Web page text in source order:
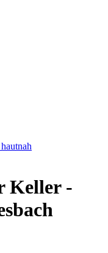
Keller -